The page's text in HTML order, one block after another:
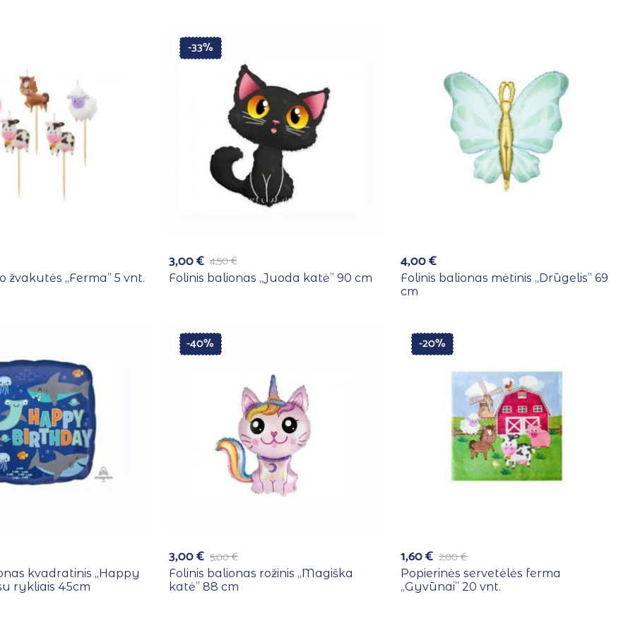
žvakutės ,,Ferma” 5 vnt.
-33%
4,50€
3,00€
Folinis balionas ,,Juoda katė” 90 cm
4,00€
Folinis balionas mėtinis ,,Drūgelis” 69
cm
kvadratinis ,,Happy
rykliais 45cm
-40%
5,00€
3,00€
Folinis balionas rožinis ,,Magiška
katė” 88 cm
-20%
2,00€
1,60€
Popierinės servetėlės ferma
,,Gyvūnai” 20 vnt.